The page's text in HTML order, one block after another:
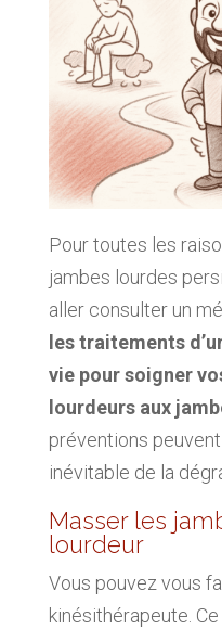
Pour toutes les
jambes lourdes
aller consulter un
les traitements
vie pour soigner
lourdeurs aux
préventions
inévitable de la
Masser les
lourdeur
Vous pouvez vous
kinésithérapeute.